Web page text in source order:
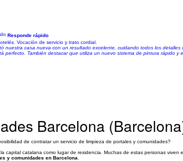
Responde rápido
Vocación de servicio y trato cordial.
nuestra casa nueva con un resultado excelente, cuidando todos los
También destacar que utiliza un nuevo sistema de pintura rápido y
Barcelona
de contratar un servicio de limpieza de portales y comunidades?
catalana como lugar de residencia. Muchas de estas personas
y comunidades en Barcelona